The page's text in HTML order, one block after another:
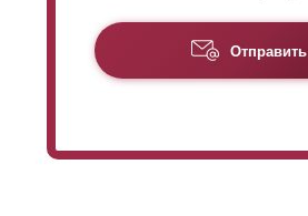
Отправить